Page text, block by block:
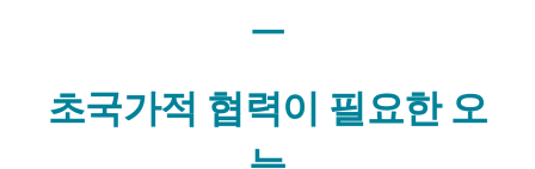
ㅡ
초국가적 협력이 필요한 오